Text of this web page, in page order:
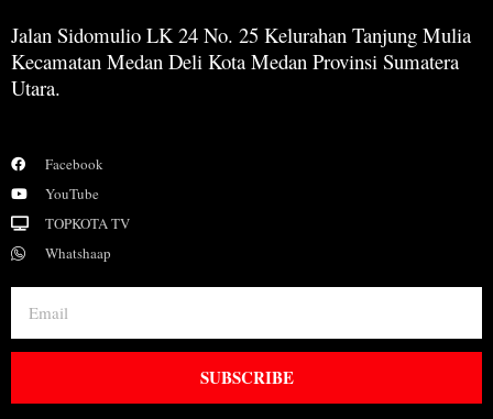
Jalan Sidomulio LK 24 No. 25 Kelurahan Tanjung Mulia
Kecamatan Medan Deli Kota Medan Provinsi Sumatera
Utara.
Facebook
YouTube
TOPKOTA TV
Whatshaap
SUBSCRIBE